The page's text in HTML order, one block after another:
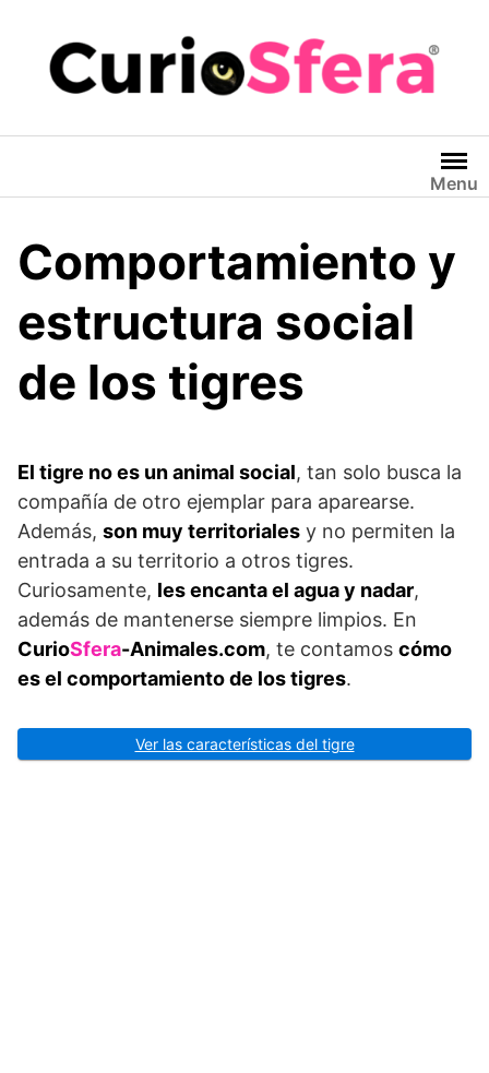
contenido
Menu
Comportamiento y
estructura social
de los tigres
El tigre no es un animal social, tan solo busca la
compañía de otro ejemplar para aparearse.
Además, son muy territoriales y no permiten la
entrada a su territorio a otros tigres.
Curiosamente, les encanta el agua y nadar,
además de mantenerse siempre limpios. En
CurioSfera-Animales.com, te contamos cómo
es el comportamiento de los tigres.
Ver las características del tigre